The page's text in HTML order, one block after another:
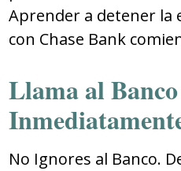
Aprender a detener la
con Chase Bank
Llama al Banco
No Ignores al Banco.